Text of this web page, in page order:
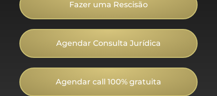
Fazer uma Rescisão
Agendar Consulta Jurídica
Agendar call 100% gratuita